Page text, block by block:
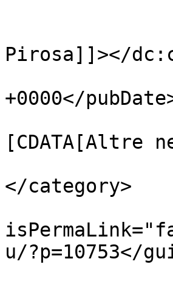
Pirosa]]></
+0000</
[CDATA[Altre
</category>
u/?p=10753</